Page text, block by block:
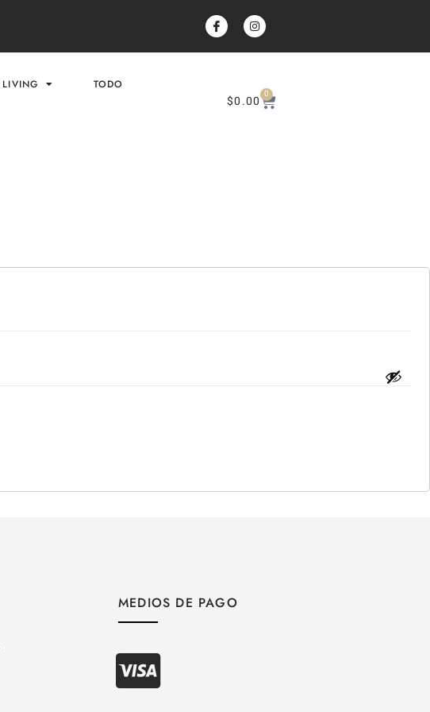
LIVING
TODO
$0.00 0
MEDIOS DE PAGO